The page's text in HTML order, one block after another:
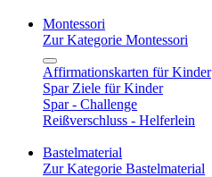
Montessori
Zur Kategorie Montessori
Affirmationskarten für Kinder
Spar Ziele für Kinder
Spar - Challenge
Reißverschluss - Helferlein
Bastelmaterial
Zur Kategorie Bastelmaterial